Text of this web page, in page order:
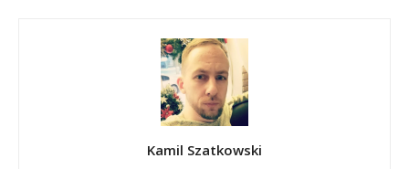
Kamil Szatkowski